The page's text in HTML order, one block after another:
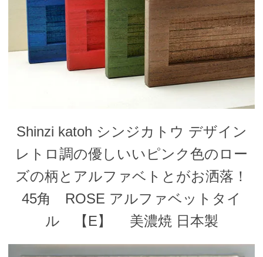
Shinzi katoh シンジカトウ デザイン
レトロ調の優しいいピンク色のロー
ズの柄とアルファベトとがお洒落！
45角 ROSE アルファベットタイ
ル 【E】 美濃焼 日本製